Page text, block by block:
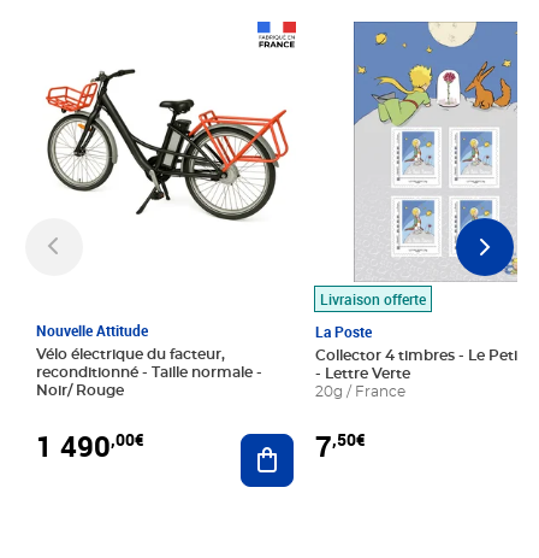
Nouvelle Attitude
Vélo électrique du facteur,
reconditionné - Taille normale -
Noir/ Rouge
1 490,00€ Ajouter au panier
Livraison offerte
La Poste
Collector 4 timbres - Le Petit
- Lettre Verte
20g / France
7,50€
Prix 7,50€